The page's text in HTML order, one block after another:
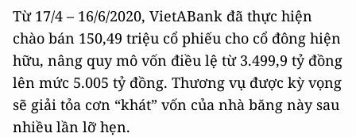
Từ 17/4 – 16/6/2020, VietABank đã thực hiện
chào bán 150,49 triệu cổ phiếu cho cổ đông hiện
hữu, nâng quy mô vốn điều lệ từ 3.499,9 tỷ đồng
lên mức 5.005 tỷ đồng. Thương vụ được kỳ vọng
sẽ giải tỏa cơn “khát” vốn của nhà băng này sau
nhiều lần lỡ hẹn.